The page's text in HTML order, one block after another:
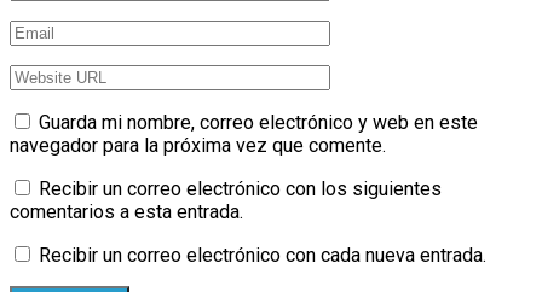
Guarda mi nombre, correo electrónico y web en este
navegador para la próxima vez que comente.
Recibir un correo electrónico con los siguientes
comentarios a esta entrada.
Recibir un correo electrónico con cada nueva entrada.